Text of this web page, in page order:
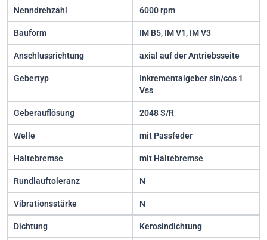
Nenndrehzahl 6000 rpm
Bauform IM B5, IM V1, IM V3
Anschlussrichtung axial auf der Antriebsseite
Gebertyp
Inkrementalgeber sin/cos 1
Vss
Geberauflösung 2048 S/R
Welle mit Passfeder
Haltebremse mit Haltebremse
Rundlauftoleranz N
Vibrationsstärke N
Dichtung Kerosindichtung